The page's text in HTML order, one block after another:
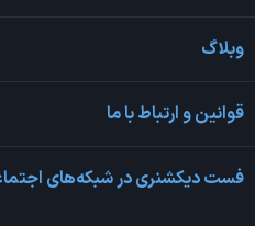
وبلاگ
قوانین و ارتباط با ما
فست دیکشنری در شبکه‌های